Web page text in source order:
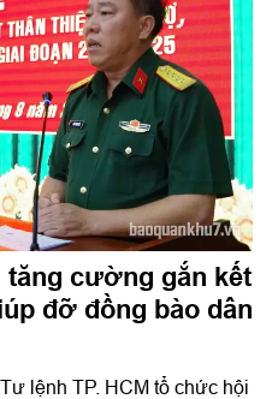
tăng cường gắn kết
đỡ đồng bào dân
lệnh TP. HCM tổ chức hội